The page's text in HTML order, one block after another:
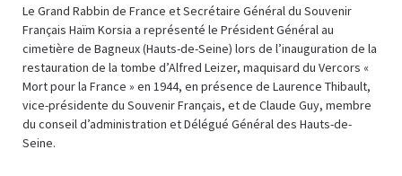
Le Grand Rabbin de France et Secrétaire Général du Souvenir
Français Haïm Korsia a représenté le Président Général au
cimetière de Bagneux (Hauts-de-Seine) lors de l’inauguration de la
restauration de la tombe d’Alfred Leizer, maquisard du Vercors «
Mort pour la France » en 1944, en présence de Laurence Thibault,
vice-présidente du Souvenir Français, et de Claude Guy, membre
du conseil d’administration et Délégué Général des Hauts-de-
Seine.